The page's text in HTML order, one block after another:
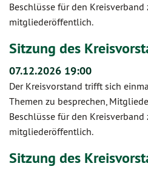
Beschlüsse für den Kreisverband
mitgliederöffentlich.
Sitzung des
07.12.2026 19:00
Der Kreisvorstand trifft sich
Themen zu besprechen,
Beschlüsse für den Kreisverband
mitgliederöffentlich.
Sitzung des